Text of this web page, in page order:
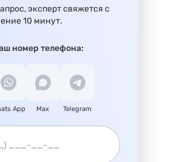
эксперт свяжется с
10 минут.
номер телефона:
App Max Telegram